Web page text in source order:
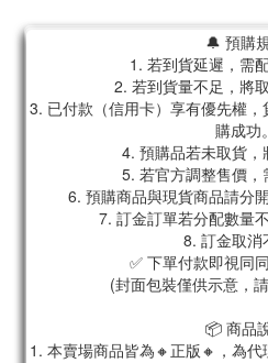
🔔 預購
1. 若到貨延遲，需
2. 若到貨量不足，將
3. 已付款（信用卡）享有優先權
購成功。
4. 預購品若未取貨，
5. 若官方調整售價，
6. 預購商品與現貨商品請分
7. 訂金訂單若分配數量
8. 訂金取消
✅ 下單付款即視同
(封面包裝僅供示意，
📦 商品
1. 本賣場商品皆為🔸正版🔸，為